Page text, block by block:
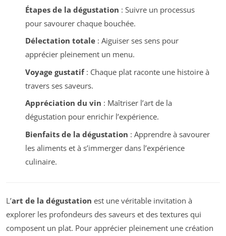
Étapes de la dégustation : Suivre un processus
pour savourer chaque bouchée.
Délectation totale: Aiguiser ses sens pour
apprécier pleinement un menu.
Voyage gustatif: Chaque plat raconte une histoire à
travers ses saveurs.
Appréciation du vin : Maîtriser l’art de la
dégustation pour enrichir l’expérience.
Bienfaits de la dégustation : Apprendre à savourer
les aliments et à s’immerger dans l’expérience
culinaire.
L’art de la dégustation est une véritable invitation à
explorer les profondeurs des saveurs et des textures qui
composent un plat. Pour apprécier pleinement une création